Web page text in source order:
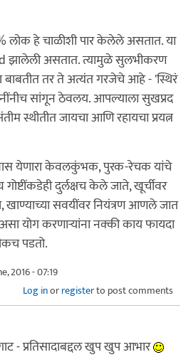
लोक हे चाळीशी पार केलेले असतात. या
झालेली असतात. त्यामुळे सुलभीकरण
तर ते अत्यंत गरजेचे आहे - 'स्थिरं
सांगून ठेवलय. आपल्याला सुखप्रद
स्थीतीत जायचा आणि रहायचा प्रयत्न
येणारा केवलकुंभक, पुरक-रेचक यांचे
दुर्लक्षच केले जाते, खूर्चीवर
खाण्याच्या सवयींवर नियंत्रण आणले जात
योग करणार्‍यांना नक्की काय फायदा
पडतो.
2016 - 07:19
Log inorregisterto post comments
- प्रतिसादाबद्दल खुप खुप आभार